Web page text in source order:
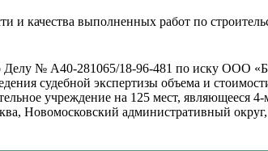
Делу № А40-281065/18-96-481 по иску ООО
судебной экспертизы объема и
учреждение на 125 мест, являющееся 4-
Новомосковский административный